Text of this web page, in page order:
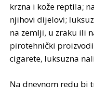
krzna i kože reptila;
njihovi dijelovi;
na zemlji, u zraku ili
pirotehnički
cigarete, luksuzna
Na dnevnom redu bi